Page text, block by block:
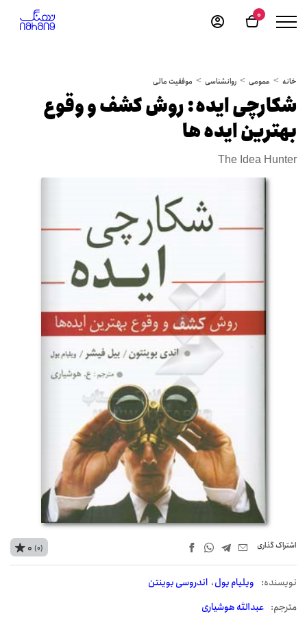
0
خانه عمومی روانشناسی موفقیت مالی
شکارچی ایده: روش کشف و وقوع
بهترین ایده ها
The Idea Hunter
اشتراک‌ گذاری
نويسنده: ویلیام یول اندروسی بوینتن
مترجم: عبدالله هوشیاری
0 (0)